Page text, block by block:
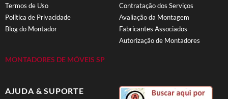
Termos de Uso
Política de Privacidade
Blog do Montador
MONTADORES DE MÓVEIS SP
Contratação dos Serviços
Avaliação da Montagem
Fabricantes Associados
Autorização de Montadores
AJUDA & SUPORTE